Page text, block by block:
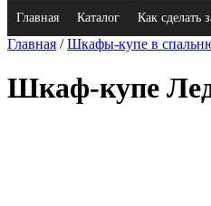
Главная Каталог Как сделать
Главная /Шкафы-купе в
Шкаф-купе